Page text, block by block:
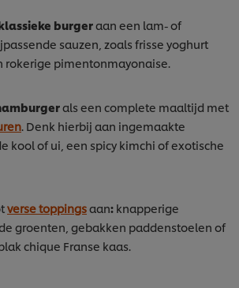
burgeraan een lam- of
sauzen, zoals frisse yoghurt
rokerige pimentonmayonaise.
als een complete maaltijd met
. Denk hierbij aan ingemaakte
kool of ui, een spicy kimchi of exotische
verse toppingsaan: knapperige
groenten, gebakken paddenstoelen of
chique Franse kaas.